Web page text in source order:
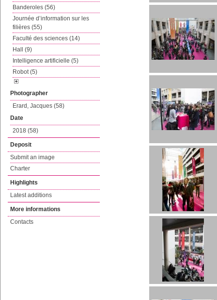
Banderoles (56)
Journée d’information sur les
filières (55)
Faculté des sciences (14)
Hall (9)
Intelligence artificielle (5)
Robot (5)
Photographer
Erard, Jacques (58)
Date
2018 (58)
Deposit
Submit an image
Charter
Highlights
Latest additions
More informations
Contacts